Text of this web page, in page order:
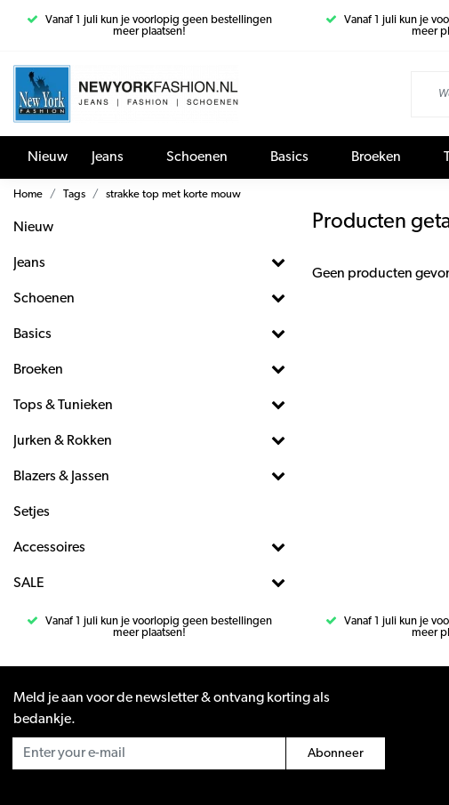
Vanaf 1 juli kun je voorlopig geen bestellingen
meer plaatsen!
Vanaf 1 juli kun je
meer
Nieuw Jeans Schoenen Basics Broeken
Home Tags strakke top met korte mouw
Nieuw
Jeans
Schoenen
Basics
Broeken
Tops & Tunieken
Jurken & Rokken
Blazers & Jassen
Setjes
Accessoires
SALE
Producten
Geen producten
Vanaf 1 juli kun je voorlopig geen bestellingen
meer plaatsen!
Vanaf 1 juli kun je
meer
Meld je aan voor de newsletter & ontvang korting als
bedankje.
Abonneer